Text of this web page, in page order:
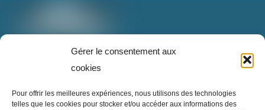
Gérer le consentement aux
cookies
Pour offrir les meilleures expériences, nous utilisons des technologies
telles que les cookies pour stocker et/ou accéder aux informations des
Cette innovation démontre qu’il est possible de
réutiliser et transformer les textiles pour réduire
T: 888-853-1898 poste 2
info@superrecycleurs.com
TwitterFacebook
Instagram
Login